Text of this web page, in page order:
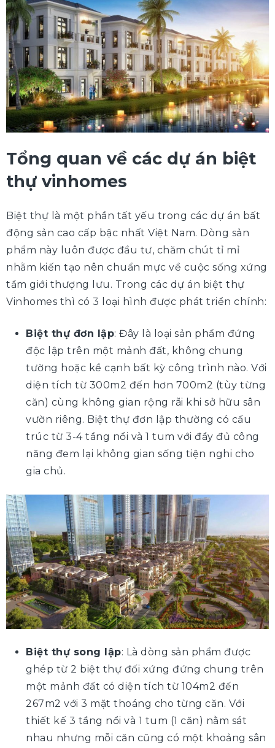
Tổng quan về các dự án biệt
thự vinhomes
Biệt thự là một phần tất yếu trong các dự án bất
động sản cao cấp bậc nhất Việt Nam. Dòng sản
phẩm này luôn được đầu tư, chăm chút tỉ mỉ
nhằm kiến tạo nên chuẩn mực về cuộc sống xứng
tầm giới thượng lưu. Trong các dự án biệt thự
Vinhomes thì có 3 loại hình được phát triển chính:
Biệt thự đơn lập: Đây là loại sản phẩm đứng
độc lập trên một mảnh đất, không chung
tường hoặc kề cạnh bất kỳ công trình nào. Với
diện tích từ 300m2 đến hơn 700m2 (tùy từng
căn) cùng không gian rộng rãi khi sở hữu sân
vườn riêng. Biệt thự đơn lập thường có cấu
trúc từ 3-4 tầng nổi và 1 tum với đầy đủ công
năng đem lại không gian sống tiện nghi cho
gia chủ.
Biệt thự song lập: Là dòng sản phẩm được
ghép từ 2 biệt thự đối xứng đứng chung trên
một mảnh đất có diện tích từ 104m2 đến
267m2 với 3 mặt thoáng cho từng căn. Với
thiết kế 3 tầng nổi và 1 tum (1 căn) nằm sát
nhau nhưng mỗi căn cũng có một khoảng sân